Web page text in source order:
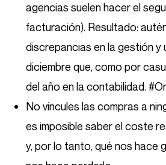
agencias suelen hacer el
facturación). Resultado:
discrepancias en la gestión y
diciembre que, como por
del año en la contabilidad.
No vincules las compras a
es imposible saber el coste
y, por lo tanto, qué nos hace